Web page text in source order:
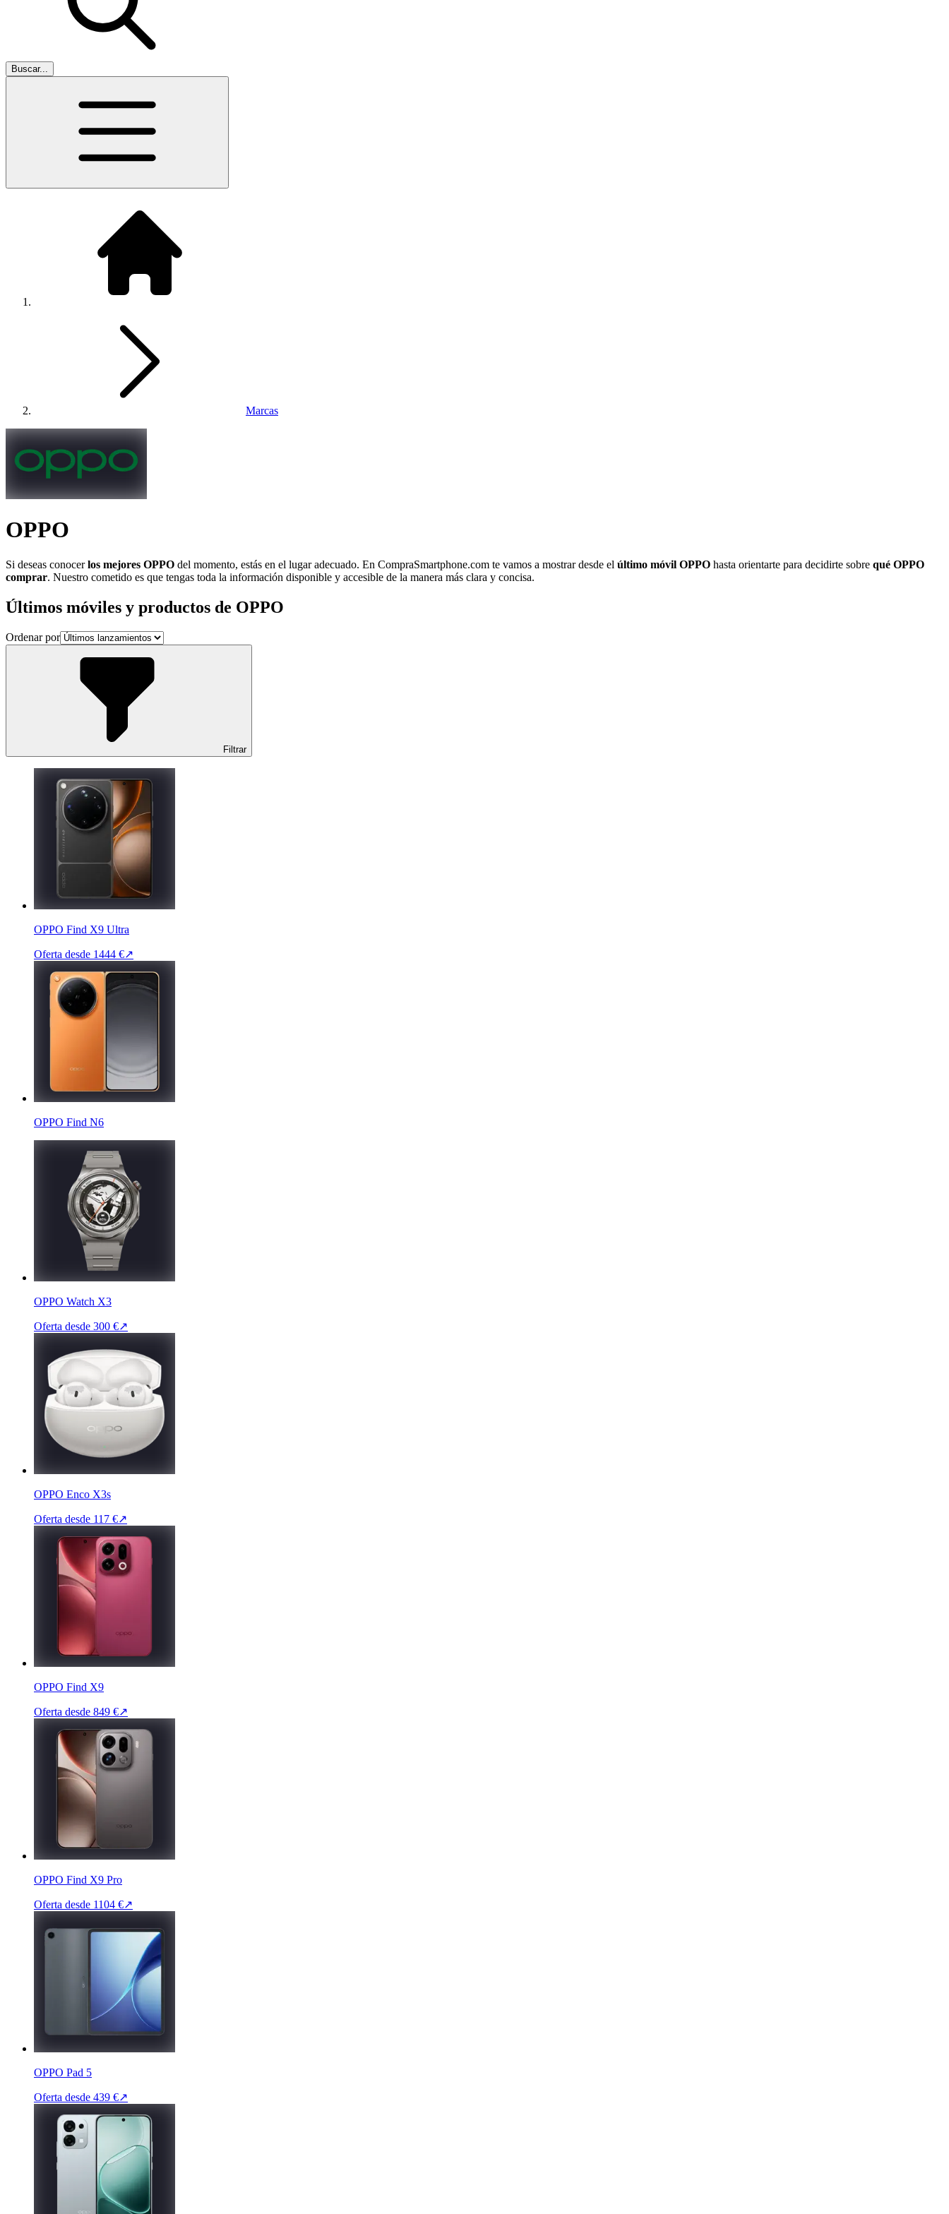
Buscar...
Marcas
OPPO
Si deseas conocerlos mejores OPPO del momento, estás en el lugar adecuado. En CompraSmartphone.com te vamos a mostrar desde el último móvil OPPO hasta orientarte para decidirte sobre qué OPPO
comprar. Nuestro cometido es que tengas toda la información disponible y accesible de la manera más clara y concisa.
Últimos móviles y productos de OPPO
Ordenar por
Filtrar
OPPO Find X9 Ultra
Oferta desde 1444 €↗
OPPO Find N6
OPPO Watch X3
Oferta desde 300 €↗
OPPO Enco X3s
Oferta desde 117 €↗
OPPO Find X9
Oferta desde 849 €↗
OPPO Find X9 Pro
Oferta desde 1104 €↗
OPPO Pad 5
Oferta desde 439 €↗